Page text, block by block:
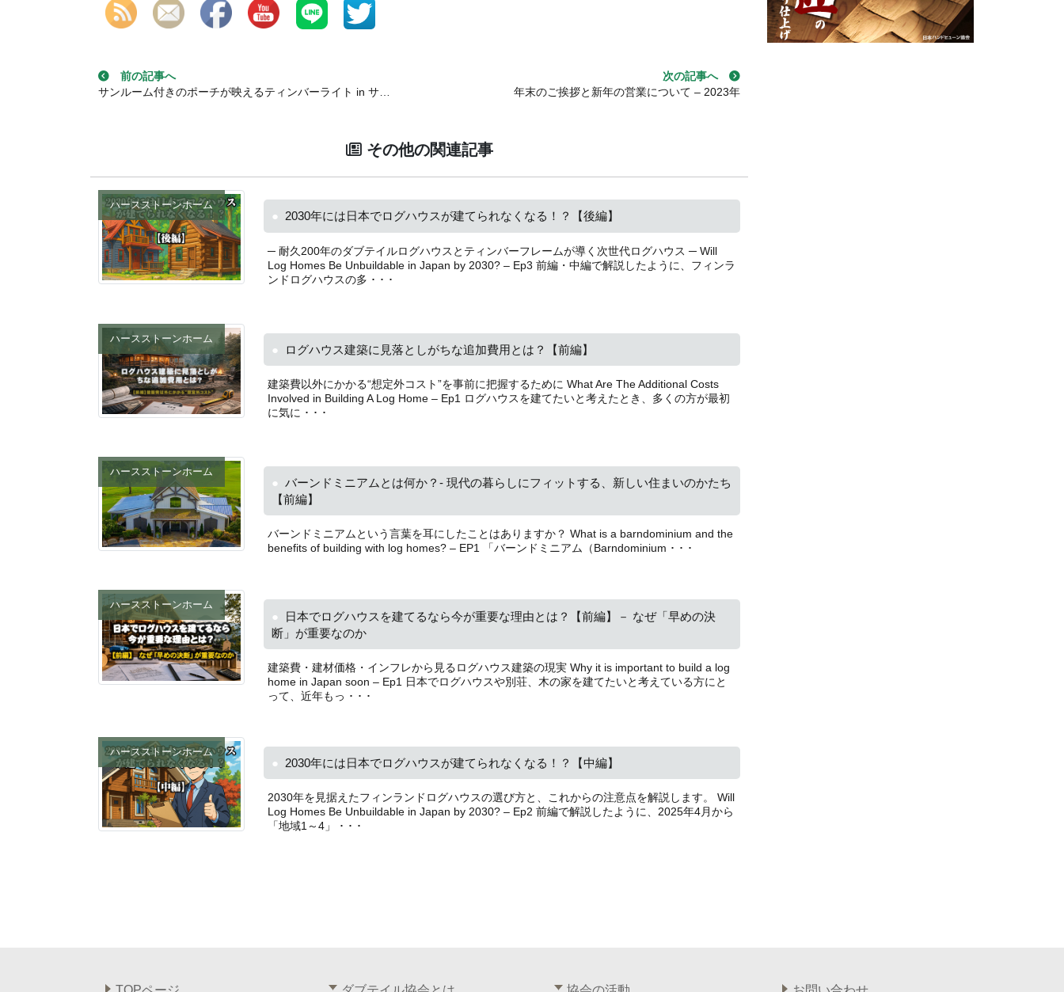
投稿ナビゲーション
前の記事へ
サンルーム付きのポーチが映えるティンバーライト in サルーダ ノースカロライナ州
次の記事へ
年末のご挨拶と新年の営業について – 2023年
その他の関連記事
ハースストーンホーム
2030年には日本でログハウスが建てられなくなる！？【後編】
─ 耐久200年のダブテイルログハウスとティンバーフレームが導く次世代ログハウス ─ Will
Log Homes Be Unbuildable in Japan by 2030? – Ep3 前編・中編で解説したように、フィンラ
ンドログハウスの多 ･ ･ ･
ハースストーンホーム
ログハウス建築に見落としがちな追加費用とは？【前編】
建築費以外にかかる“想定外コスト”を事前に把握するために What Are The Additional Costs
Involved in Building A Log Home – Ep1 ログハウスを建てたいと考えたとき、多くの方が最初
に気に ･ ･ ･
ハースストーンホーム
バーンドミニアムとは何か？- 現代の暮らしにフィットする、新しい住まいのかたち
【前編】
バーンドミニアムという言葉を耳にしたことはありますか？ What is a barndominium and the
benefits of building with log homes? – EP1 「バーンドミニアム（Barndominium ･ ･ ･
ハースストーンホーム
日本でログハウスを建てるなら今が重要な理由とは？【前編】－ なぜ「早めの決
断」が重要なのか
建築費・建材価格・インフレから見るログハウス建築の現実 Why it is important to build a log
home in Japan soon – Ep1 日本でログハウスや別荘、木の家を建てたいと考えている方にと
って、近年もっ ･ ･ ･
ハースストーンホーム
2030年には日本でログハウスが建てられなくなる！？【中編】
2030年を見据えたフィンランドログハウスの選び方と、これからの注意点を解説します。 Will
Log Homes Be Unbuildable in Japan by 2030? – Ep2 前編で解説したように、2025年4月から
「地域1～4」 ･ ･ ･